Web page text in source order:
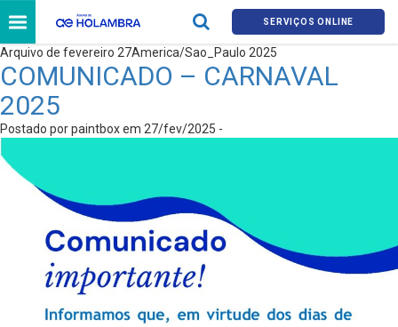
SERVIÇOS ONLINE
Arquivo de fevereiro 27America/Sao_Paulo 2025
COMUNICADO – CARNAVAL
2025
Postado por paintbox em 27/fev/2025 -